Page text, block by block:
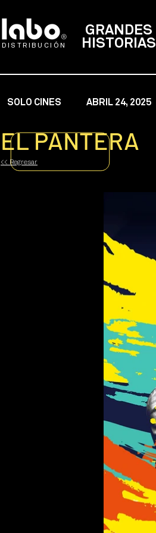
DISTRIBUCIÓN
GRANDES
HISTORIAS
SOLO CINES ABRIL 24, 2025
EL PANTERA
<< Regresar